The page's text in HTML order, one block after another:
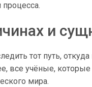
процесса.
и
тот путь,
все учёные,
мира.